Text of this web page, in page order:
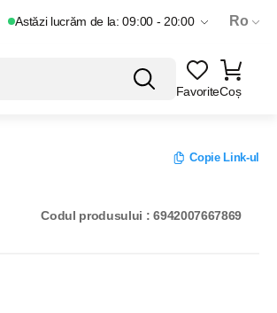
Astăzi lucrăm de la: 09:00 - 20:00 Ro
FavoriteCoș
Copie Link-ul
Codul produsului : 6942007667869